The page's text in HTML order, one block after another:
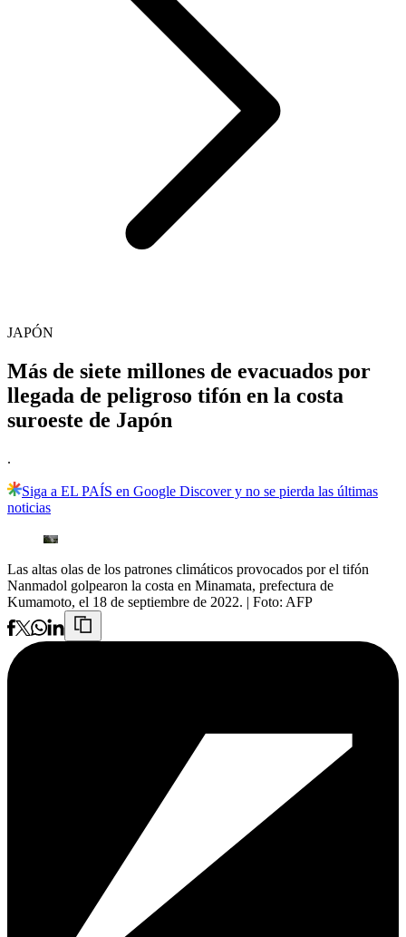
JAPÓN
Más de siete millones de evacuados por
llegada de peligroso tifón en la costa
suroeste de Japón
.
Siga a EL PAÍS en Google Discover y no se pierda las últimas
noticias
Las altas olas de los patrones climáticos provocados por el tifón
Nanmadol golpearon la costa en Minamata, prefectura de
Kumamoto, el 18 de septiembre de 2022. | Foto: AFP